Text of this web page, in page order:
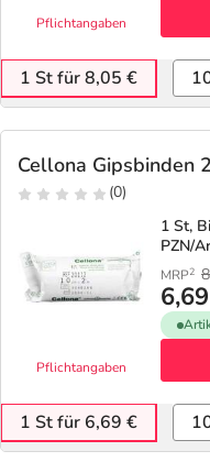
Pflichtangaben
1 St für 8,05 €
Cellona Gipsbinden
(0)
Pflichtangaben
1 St,
PZN/
MRP2
1 St für 6,69 €